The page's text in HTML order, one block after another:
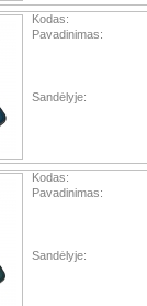
Kodas:
Pavadinimas:
Sandėlyje:
Kodas:
Pavadinimas:
Sandėlyje: